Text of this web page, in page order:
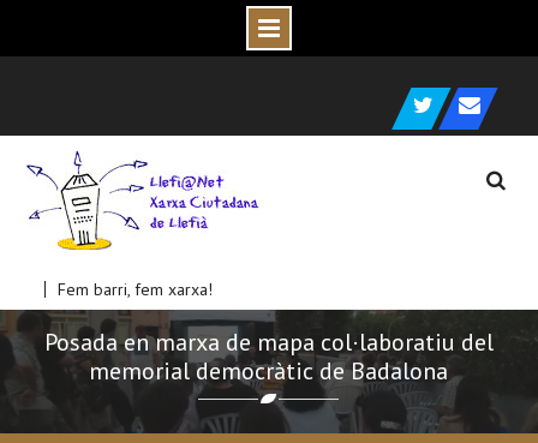
TwitterC
o
r
r
e
u
el
e
c
t
r
ò
n
i
c
Fem barri, fem xarxa!
Posada en marxa de mapa col·laboratiu del
memorial democràtic de Badalona